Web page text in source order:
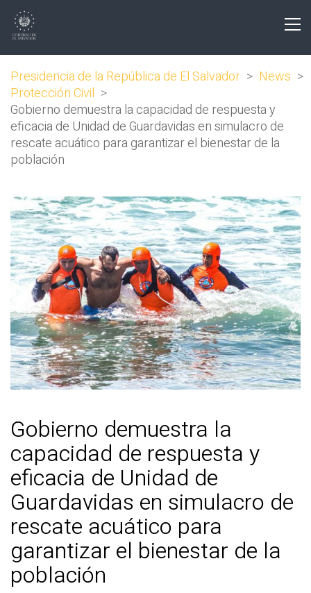
Presidencia de la República de El Salvador > News >
Protección Civil >
Gobierno demuestra la capacidad de respuesta y
eficacia de Unidad de Guardavidas en simulacro de
rescate acuático para garantizar el bienestar de la
población
Gobierno demuestra la
capacidad de respuesta y
eficacia de Unidad de
Guardavidas en simulacro de
rescate acuático para
garantizar el bienestar de la
población